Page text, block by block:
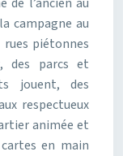
campagne au
piétonnes
des parcs et
jouent, des
respectueux
animée et
en main